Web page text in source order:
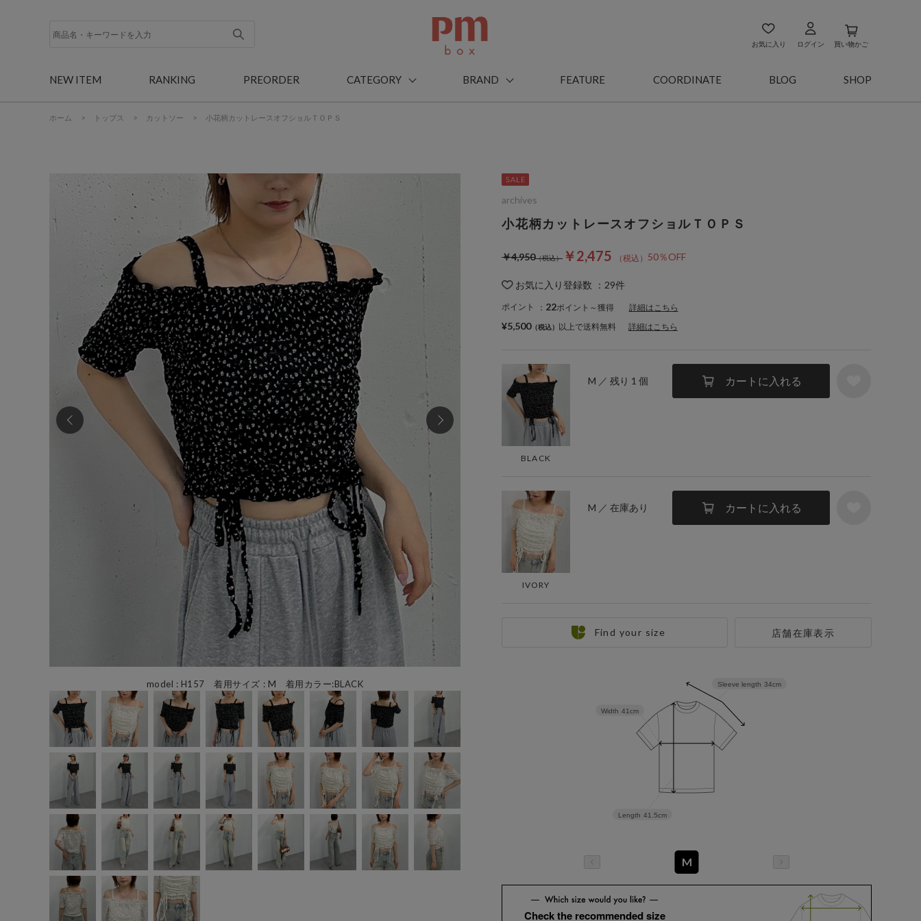
お気に入り ログイン 買い物かご
NEW ITEM RANKING PREORDER CATEGORY BRAND FEATURE COORDINATE BLOG SHOP
ホーム > トップス > カットソー > 小花柄カットレースオフショルＴＯＰＳ
model : H157 着用サイズ : M 着用カラー:BLACK
小花柄カットレースオフショルＴＯＰＳ
￥2,475 50％OFF
￥4,950
お気に入り登録数 ： 29件
ポイント ： 22ポイント～獲得 詳細はこちら
BLACK
M ／ 残り 1 個 カートに入れる
IVORY
M ／ 在庫あり カートに入れる
店舗在庫表示
archives
¥5,500 以上で送料無料 詳細はこちら
Find your size
Sleeve length 34cm
Length 41.5cm
Width 41cm
M
Check the recommended size